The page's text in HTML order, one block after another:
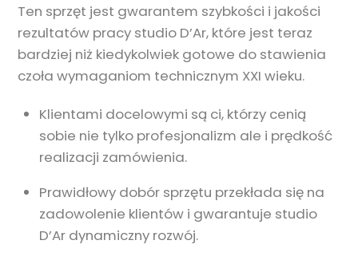
Ten sprzęt jest gwarantem szybkości i jakości
rezultatów pracy studio D’Ar, które jest teraz
bardziej niż kiedykolwiek gotowe do stawienia
czoła wymaganiom technicznym XXI wieku.
Klientami docelowymi są ci, którzy cenią
sobie nie tylko profesjonalizm ale i prędkość
realizacji zamówienia.
Prawidłowy dobór sprzętu przekłada się na
zadowolenie klientów i gwarantuje studio
D’Ar dynamiczny rozwój.